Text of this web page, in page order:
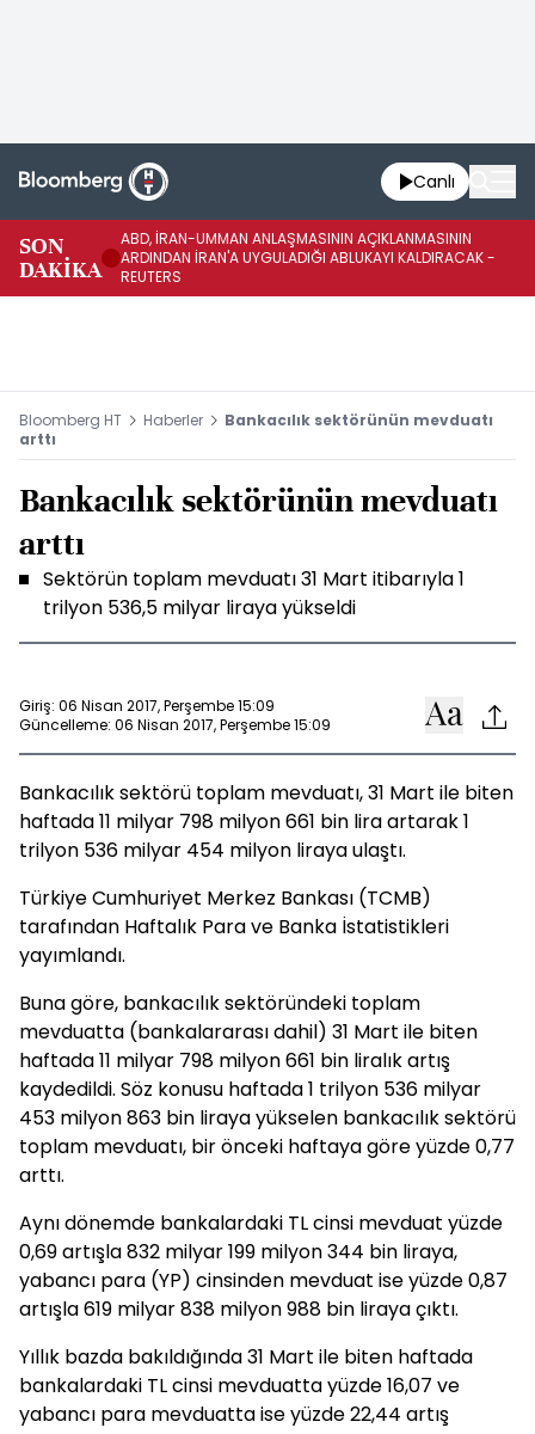
Canlı
SON
DAKİKA
ABD, İRAN-UMMAN ANLAŞMASININ AÇIKLANMASININ
ARDINDAN İRAN'A UYGULADIĞI ABLUKAYI KALDIRACAK -
REUTERS
Bloomberg HT Haberler
Bankacılık sektörünün mevduatı
arttı
Bankacılık sektörünün mevduatı
arttı
Sektörün toplam mevduatı 31 Mart itibarıyla 1
trilyon 536,5 milyar liraya yükseldi
Giriş: 06 Nisan 2017, Perşembe 15:09
Güncelleme: 06 Nisan 2017, Perşembe 15:09
Bankacılık sektörü toplam mevduatı, 31 Mart ile biten
haftada 11 milyar 798 milyon 661 bin lira artarak 1
trilyon 536 milyar 454 milyon liraya ulaştı.
Türkiye Cumhuriyet Merkez Bankası (TCMB)
tarafından Haftalık Para ve Banka İstatistikleri
yayımlandı.
Buna göre, bankacılık sektöründeki toplam
mevduatta (bankalararası dahil) 31 Mart ile biten
haftada 11 milyar 798 milyon 661 bin liralık artış
kaydedildi. Söz konusu haftada 1 trilyon 536 milyar
453 milyon 863 bin liraya yükselen bankacılık sektörü
toplam mevduatı, bir önceki haftaya göre yüzde 0,77
arttı.
Aynı dönemde bankalardaki TL cinsi mevduat yüzde
0,69 artışla 832 milyar 199 milyon 344 bin liraya,
yabancı para (YP) cinsinden mevduat ise yüzde 0,87
artışla 619 milyar 838 milyon 988 bin liraya çıktı.
Yıllık bazda bakıldığında 31 Mart ile biten haftada
bankalardaki TL cinsi mevduatta yüzde 16,07 ve
yabancı para mevduatta ise yüzde 22,44 artış